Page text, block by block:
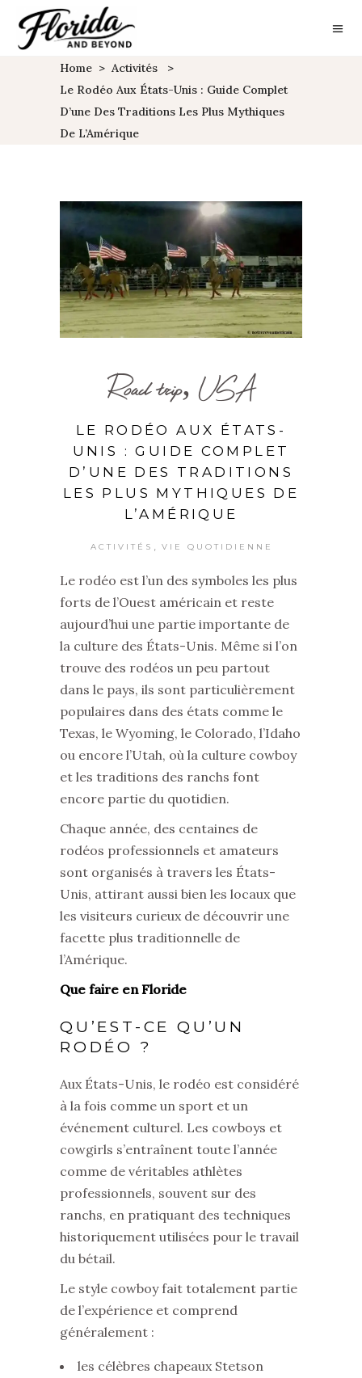
Home > Activités
>
Le Rodéo Aux États-Unis : Guide Complet
D’une Des Traditions Les Plus Mythiques
De L’Amérique
Road trip, USA
LE RODÉO AUX ÉTATS-
UNIS : GUIDE COMPLET
D’UNE DES TRADITIONS
LES PLUS MYTHIQUES DE
L’AMÉRIQUE
ACTIVITÉS VIE QUOTIDIENNE
Le rodéo est l’un des symboles les plus
forts de l’Ouest américain et reste
aujourd’hui une partie importante de
la culture des États-Unis. Même si l’on
trouve des rodéos un peu partout
dans le pays, ils sont particulièrement
populaires dans des états comme le
Texas, le Wyoming, le Colorado, l’Idaho
ou encore l’Utah, où la culture cowboy
et les traditions des ranchs font
encore partie du quotidien.
Chaque année, des centaines de
rodéos professionnels et amateurs
sont organisés à travers les États-
Unis, attirant aussi bien les locaux que
les visiteurs curieux de découvrir une
facette plus traditionnelle de
l’Amérique.
Que faire en Floride
QU’EST-CE QU’UN
RODÉO ?
Aux États-Unis, le rodéo est considéré
à la fois comme un sport et un
événement culturel. Les cowboys et
cowgirls s’entraînent toute l’année
comme de véritables athlètes
professionnels, souvent sur des
ranchs, en pratiquant des techniques
historiquement utilisées pour le travail
du bétail.
Le style cowboy fait totalement partie
de l’expérience et comprend
généralement :
les célèbres chapeaux Stetson